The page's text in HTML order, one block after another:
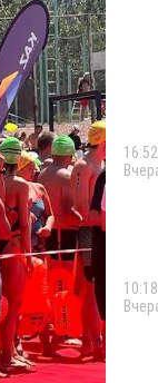
16:52
10:18